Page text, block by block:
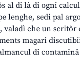
al di là di ogni
lenghe, sedi pal
che un scritôr
magari
di